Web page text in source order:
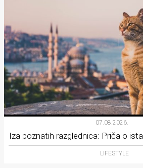
07.08.2026.
Iza poznatih razglednica: Priča o
LIFESTYLE